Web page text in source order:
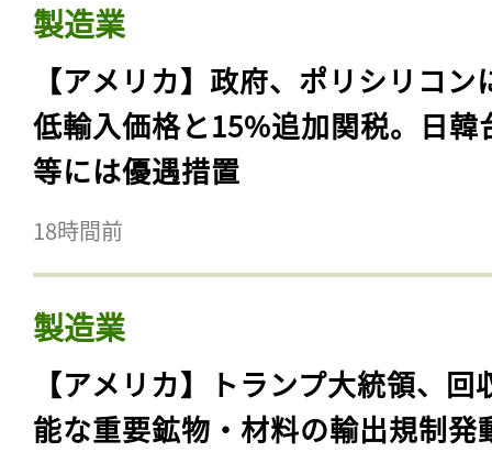
製造業
【アメリカ】政府、ポリシリコン
低輸入価格と15%追加関税。日韓
等には優遇措置
18時間前
製造業
【アメリカ】トランプ大統領、回
能な重要鉱物・材料の輸出規制発